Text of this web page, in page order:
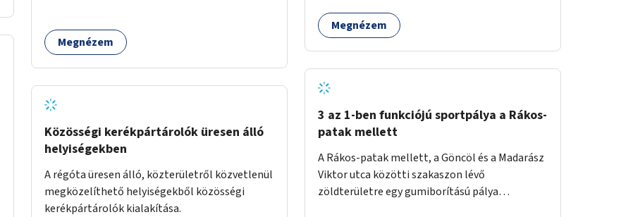
Megnézem
Közösségi kerékpártárolók üresen álló
helyiségekben
A régóta üresen álló, közterületről közvetlenül
megközelíthető helyiségekből közösségi
kerékpártárolók kialakítása.
Megnézem
3 az 1-ben funkciójú sportpálya a Rákos-
patak mellett
A Rákos-patak mellett, a Göncöl és a Madarász
Viktor utca közötti szakaszon lévő
zöldterületre egy gumiborítású pálya